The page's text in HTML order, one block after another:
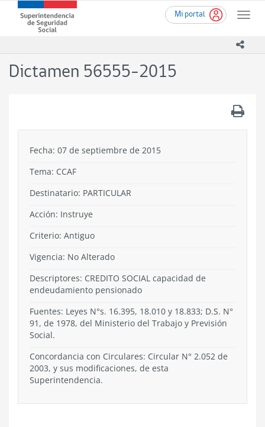
contenido
Mi portal
Toggle
Superintendencia
de
-
Dictamen 56555-2015
Fecha: 07 de septiembre de 2015
Tema: CCAF
Destinatario: PARTICULAR
Acción: Instruye
Criterio: Antiguo
Vigencia: No Alterado
Descriptores: CREDITO SOCIAL capacidad de
endeudamiento pensionado
Fuentes: Leyes N°s. 16.395, 18.010 y 18.833; D.S. N°
91, de 1978, del Ministerio del Trabajo y Previsión
Social.
Concordancia con Circulares: Circular N° 2.052 de
2003, y sus modificaciones, de esta
Superintendencia.